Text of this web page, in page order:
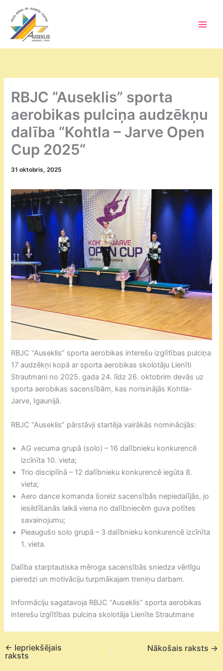
content
RBJC “Auseklis” sporta
aerobikas pulciņa audzēkņu
dalība “Kohtla – Jarve Open
Cup 2025“
31 oktobris, 2025
RBJC “Auseklis” sporta aerobikas interešu izglītības pulciņa
17 audzēkņi kopā ar sporta aerobikas skolotāju Lienīti
Strautmani no 2025. gada 24. līdz 26. oktobrim devās uz
sporta aerobikas sacensībām, kas norisinājās Kohtla-
Jarve, Igaunijā.
RBJC “Auseklis” pārstāvji startēja vairākās nominācijās:
AG vecuma grupā (solo) – 16 dalībnieku konkurencē
izcīnīta 10. vieta;
Trio disciplīnā – 12 dalībnieku konkurencē iegūta 8.
vieta;
Aero dance komanda šoreiz sacensībās nepiedalījās, jo
iesildīšanās laikā viena no dalībniecēm guva potītes
savainojumu;
Pieaugušo solo grupā – 3 dalībnieku konkurencē izcīnīta
1. vieta.
Dalība starptautiska mēroga sacensībās sniedza vērtīgu
pieredzi un motivāciju turpmākajam treniņu darbam.
Informāciju sagatavoja RBJC “Auseklis” sporta aerobikas
interešu izglītības pulciņa skolotāja Lienīte Strautmane
← Iepriekšējais
raksts
Nākošais raksts →